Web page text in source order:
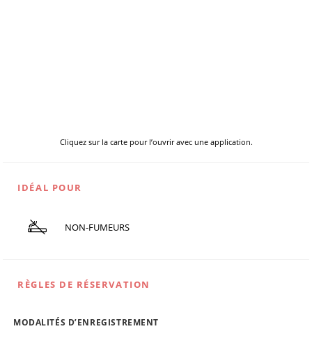
Cliquez sur la carte pour l’ouvrir avec une application.
IDÉAL POUR
NON-FUMEURS
RÈGLES DE RÉSERVATION
MODALITÉS D’ENREGISTREMENT